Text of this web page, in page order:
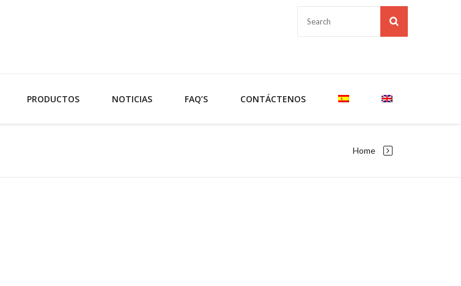
PRODUCTOS NOTICIAS FAQ’S CONTÁCTENOS
Home